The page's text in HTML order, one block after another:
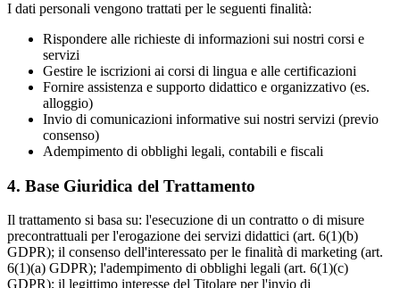
I dati personali vengono trattati per le seguenti finalità:
Rispondere alle richieste di informazioni sui nostri corsi e
servizi
Gestire le iscrizioni ai corsi di lingua e alle certificazioni
Fornire assistenza e supporto didattico e organizzativo (es.
alloggio)
Invio di comunicazioni informative sui nostri servizi (previo
consenso)
Adempimento di obblighi legali, contabili e fiscali
4. Base Giuridica del Trattamento
Il trattamento si basa su: l'esecuzione di un contratto o di misure
precontrattuali per l'erogazione dei servizi didattici (art. 6(1)(b)
GDPR); il consenso dell'interessato per le finalità di marketing (art.
6(1)(a) GDPR); l'adempimento di obblighi legali (art. 6(1)(c)
GDPR); il legittimo interesse del Titolare per l'invio di